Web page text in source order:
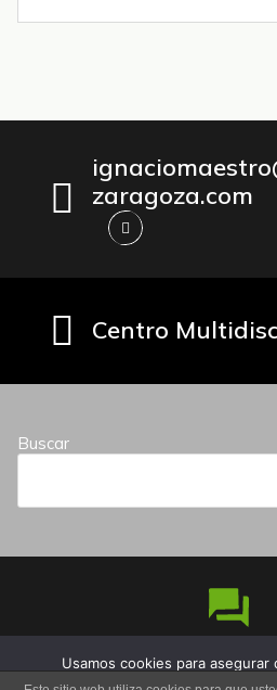
zaragoza.com
Centro
Buscar
Copyright © 2026 Iñaki Maestro
Usamos cookies para asegurar
experiencia en nuestra web. Si